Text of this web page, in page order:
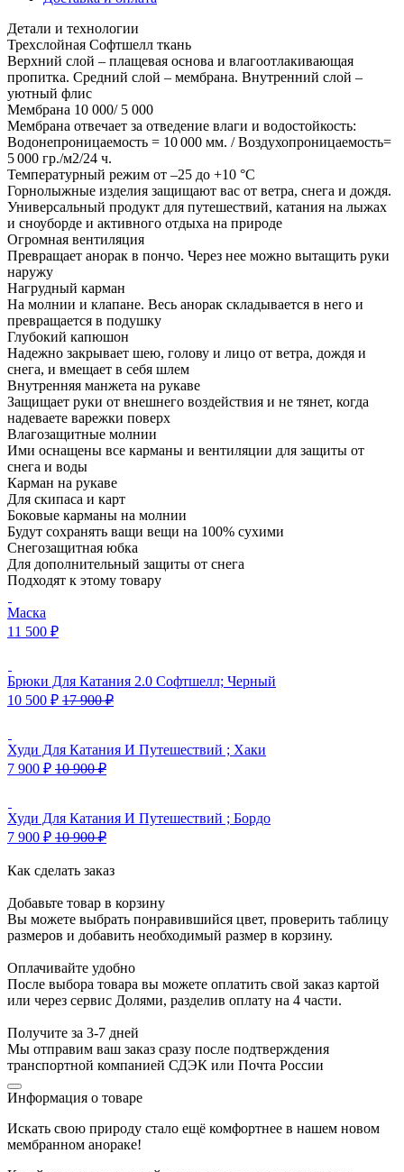
Детали и технологии
Трехслойная Софтшелл ткань
Верхний слой – плащевая основа и влагоотлакивающая
пропитка. Средний слой – мембрана. Внутренний слой –
уютный флис
Мембрана 10 000/ 5 000
Мембрана отвечает за отведение влаги и водостойкость:
Водонепроницаемость = 10 000 мм. / Воздухопроницаемость=
5 000 гр./м2/24 ч.
Температурный режим от –25 до +10 °C
Горнолыжные изделия защищают вас от ветра, снега и дождя.
Универсальный продукт для путешествий, катания на лыжах
и сноуборде и активного отдыха на природе
Огромная вентиляция
Превращает анорак в пончо. Через нее можно вытащить руки
наружу
Нагрудный карман
На молнии и клапане. Весь анорак складывается в него и
превращается в подушку
Глубокий капюшон
Надежно закрывает шею, голову и лицо от ветра, дождя и
снега, и вмещает в себя шлем
Внутренняя манжета на рукаве
Защищает руки от внешнего воздействия и не тянет, когда
надеваете варежки поверх
Влагозащитные молнии
Ими оснащены все карманы и вентиляции для защиты от
снега и воды
Карман на рукаве
Для скипаса и карт
Боковые карманы на молнии
Будут сохранять ващи вещи на 100% сухими
Снегозащитная юбка
Для дополнительный защиты от снега
Подходят к этому товару
Маска
11 500 ₽
Брюки Для Катания 2.0 Софтшелл; Черный
10 500 ₽ 17 900₽
Худи Для Катания И Путешествий ; Хаки
7 900 ₽ 10 900₽
Худи Для Катания И Путешествий ; Бордо
7 900 ₽ 10 900₽
Как сделать заказ
Добавьте товар в корзину
Вы можете выбрать понравившийся цвет, проверить таблицу
размеров и добавить необходимый размер в корзину.
Оплачивайте удобно
После выбора товара вы можете оплатить свой заказ картой
или через сервис Долями, разделив оплату на 4 части.
Получите за 3-7 дней
Мы отправим ваш заказ сразу после подтверждения
транспортной компанией СДЭК или Почта России
Информация о товаре
Искать свою природу стало ещё комфортнее в нашем новом
мембранном анораке!